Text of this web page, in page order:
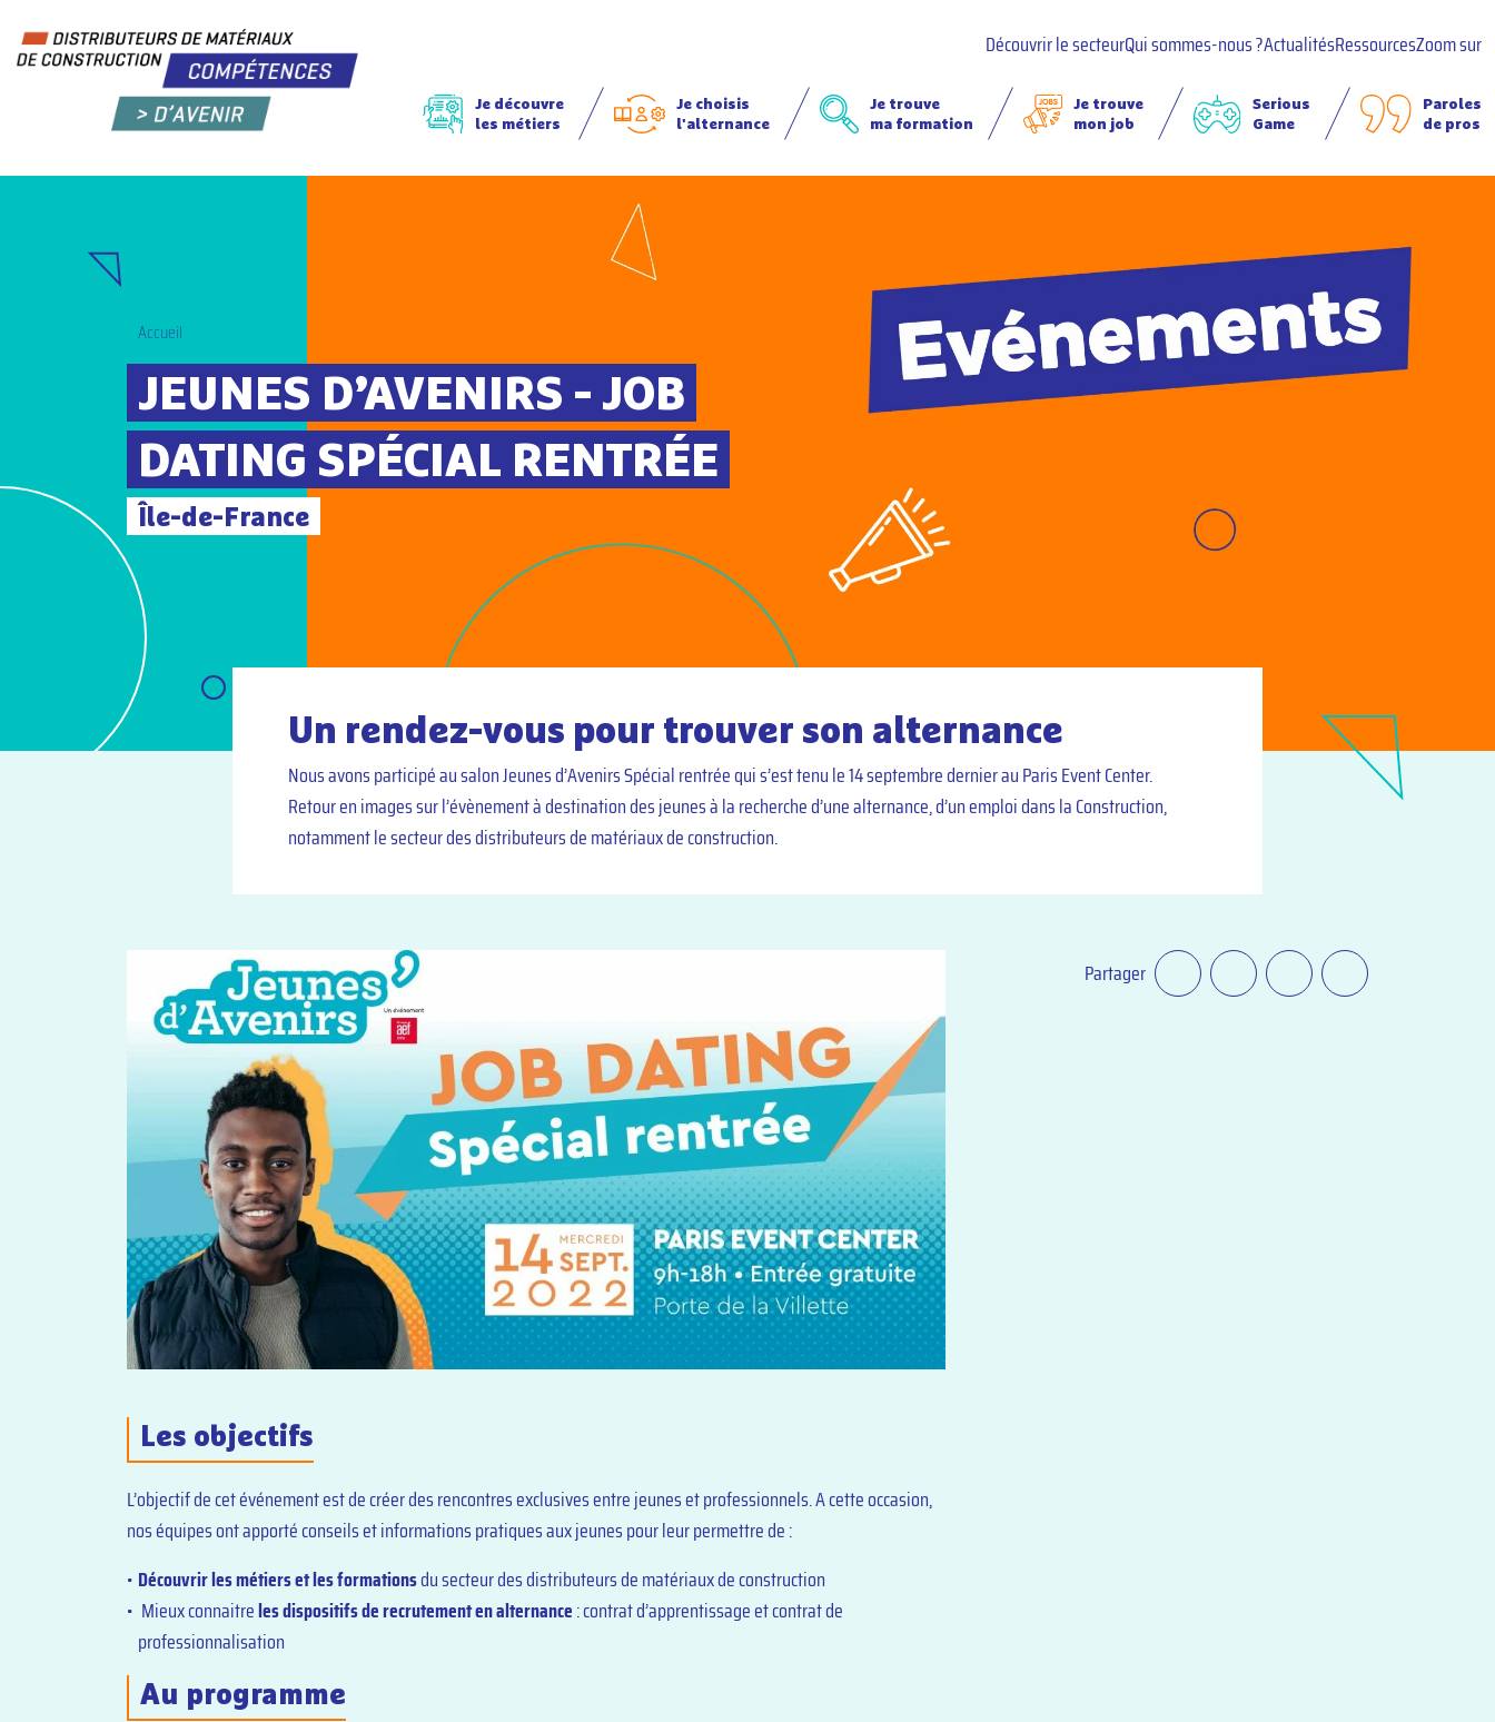
Découvrir le secteurQui sommes-nous ?ActualitésRessourcesZoom sur
Je découvre
les métiers
Je choisis
l'alternance
Je trouve
ma formation
Je trouve
mon job
Serious
Game
Paroles
de pros
Accueil
JEUNES D’AVENIRS - JOB
DATING SPÉCIAL RENTRÉE
Île-de-France
Un rendez-vous pour trouver son alternance
Nous avons participé au salon Jeunes d’Avenirs Spécial rentrée qui s’est tenu le 14 septembre dernier au Paris Event Center.
Retour en images sur l’évènement à destination des jeunes à la recherche d’une alternance, d’un emploi dans la Construction,
notamment le secteur des distributeurs de matériaux de construction.
Les objectifs
L’objectif de cet événement est de créer des rencontres exclusives entre jeunes et professionnels. A cette occasion,
nos équipes ont apporté conseils et informations pratiques aux jeunes pour leur permettre de :
Découvrir les métiers et les formationsdu secteur des distributeurs de matériaux de construction
Mieux connaitreles dispositifs de recrutement en alternance: contrat d’apprentissage et contrat de
professionnalisation
Au programme
Partager